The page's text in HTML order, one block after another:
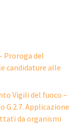
Proroga del
candidature alle
Vigili del fuoco –
G.2.7. Applicazione
da organismi